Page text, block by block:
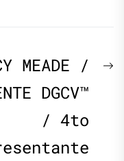
MEADE /
DGCV™
/ 4to